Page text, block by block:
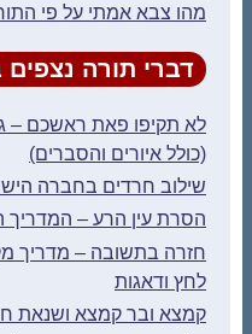
מהו צבא אמתי על פי
דברי תורה נצפים
לא תקיפו פאת ראשכם –
(כולל איורים והסברים)
שילוב חרדים בחברה
הסרת עין הרע – המדריך
חזרה בתשובה – מדריך
לחץ ודאגות
קמצא ובר קמצא ושנאת